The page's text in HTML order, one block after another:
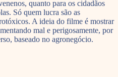
quanto para os cidadãos
Só quem lucra são as
A ideia do filme é mostrar
mal e perigosamente, por
baseado no agronegócio.